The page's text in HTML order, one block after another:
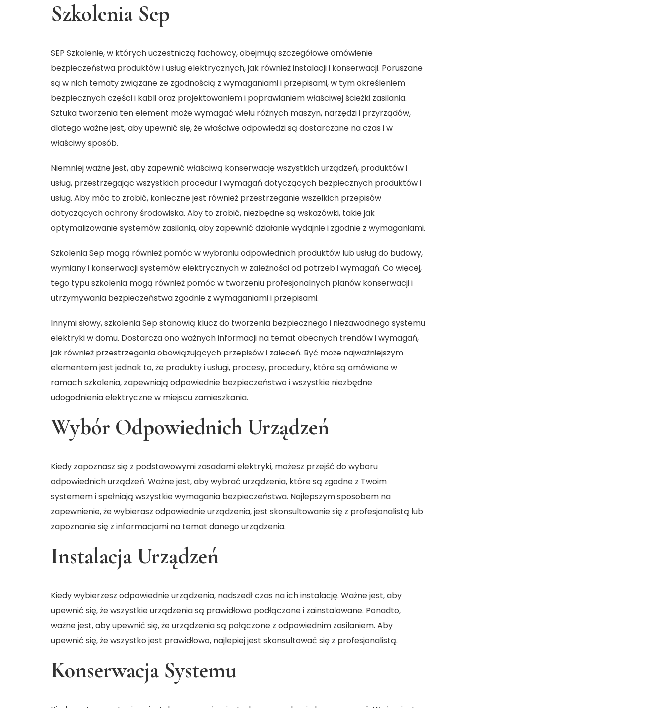
Szkolenia Sep
SEP Szkolenie, w których uczestniczą fachowcy, obejmują szczegółowe omówienie
bezpieczeństwa produktów i usług elektrycznych, jak również instalacji i konserwacji. Poruszane
są w nich tematy związane ze zgodnością z wymaganiami i przepisami, w tym określeniem
bezpiecznych części i kabli oraz projektowaniem i poprawianiem właściwej ścieżki zasilania.
Sztuka tworzenia ten element może wymagać wielu różnych maszyn, narzędzi i przyrządów,
dlatego ważne jest, aby upewnić się, że właściwe odpowiedzi są dostarczane na czas i w
właściwy sposób.
Niemniej ważne jest, aby zapewnić właściwą konserwację wszystkich urządzeń, produktów i
usług, przestrzegając wszystkich procedur i wymagań dotyczących bezpiecznych produktów i
usług. Aby móc to zrobić, konieczne jest również przestrzeganie wszelkich przepisów
dotyczących ochrony środowiska. Aby to zrobić, niezbędne są wskazówki, takie jak
optymalizowanie systemów zasilania, aby zapewnić działanie wydajnie i zgodnie z wymaganiami.
Szkolenia Sep mogą również pomóc w wybraniu odpowiednich produktów lub usług do budowy,
wymiany i konserwacji systemów elektrycznych w zależności od potrzeb i wymagań. Co więcej,
tego typu szkolenia mogą również pomóc w tworzeniu profesjonalnych planów konserwacji i
utrzymywania bezpieczeństwa zgodnie z wymaganiami i przepisami.
Innymi słowy, szkoleniaSep stanowią klucz do tworzenia bezpiecznego i niezawodnego systemu
elektryki w domu. Dostarcza ono ważnych informacji na temat obecnych trendów i wymagań,
jak również przestrzegania obowiązujących przepisów i zaleceń. Być może najważniejszym
elementem jest jednak to, że produkty i usługi, procesy, procedury, które są omówione w
ramach szkolenia, zapewniają odpowiednie bezpieczeństwo i wszystkie niezbędne
udogodnienia elektryczne w miejscu zamieszkania.
Wybór Odpowiednich Urządzeń
Kiedy zapoznasz się z podstawowymi zasadami elektryki, możesz przejść do wyboru
odpowiednich urządzeń. Ważne jest, aby wybrać urządzenia, które są zgodne z Twoim
systemem i spełniają wszystkie wymagania bezpieczeństwa. Najlepszym sposobem na
zapewnienie, że wybierasz odpowiednie urządzenia, jest skonsultowanie się z profesjonalistą lub
zapoznanie się z informacjami na temat danego urządzenia.
Instalacja Urządzeń
Kiedy wybierzesz odpowiednie urządzenia, nadszedł czas na ich instalację. Ważne jest, aby
upewnić się, że wszystkie urządzenia są prawidłowo podłączone i zainstalowane. Ponadto,
ważne jest, aby upewnić się, że urządzenia są połączone z odpowiednim zasilaniem. Aby
upewnić się, że wszystko jest prawidłowo, najlepiej jest skonsultować się z profesjonalistą.
Konserwacja Systemu